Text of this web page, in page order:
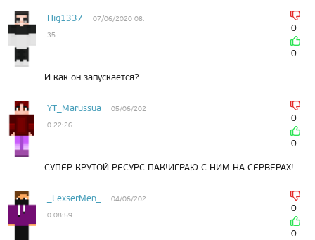
Hig1337
07/06/2020 08:
35
0
0
И как он запускается?
YT_Marussua
05/06/202
0 22:26
0
0
СУПЕР КРУТОЙ РЕСУРС ПАК!ИГРАЮ С НИМ НА СЕРВЕРАХ!
_LexserMen_
04/06/202
0 08:59
0
0